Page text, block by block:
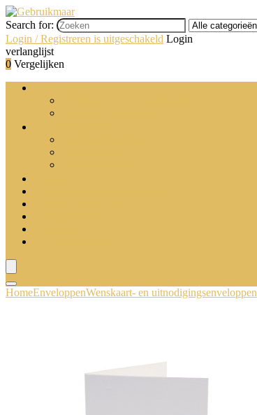
Search for:
Login / Registreren is uitgeschakeld Login
verlanglijst
0 Vergelijken
HomeEnveloppenWenskaart- en uitnodigingsenveloppen